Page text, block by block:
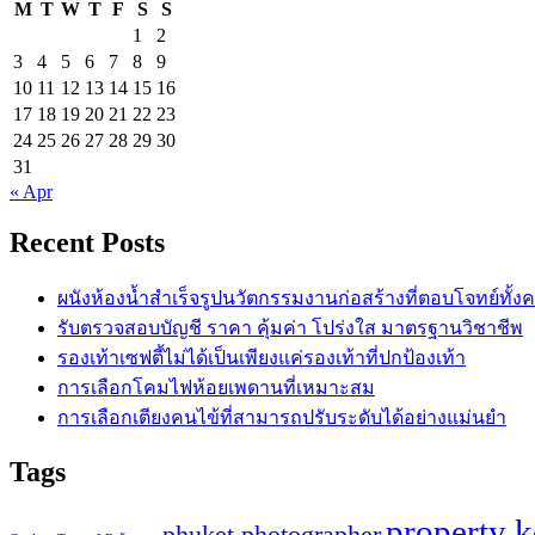
M T W T F S
S
1
2
3
4 5 6 7 8
9
10 11 12 13 14 15 16
17 18 19 20 21 22 23
24 25 26 27 28 29 30
31
« Apr
Recent Posts
ผนังห้องน้ำสำเร็จรูปนวัตกรรมงานก่อสร้างที่ตอบโจทย์ทั้งค
รับตรวจสอบบัญชี ราคา คุ้มค่า โปร่งใส มาตรฐานวิชาชีพ
รองเท้าเซฟตี้ไม่ได้เป็นเพียงแค่รองเท้าที่ปกป้องเท้า
การเลือกโคมไฟห้อยเพดานที่เหมาะสม
การเลือกเตียงคนไข้ที่สามารถปรับระดับได้อย่างแม่นยำ
Tags